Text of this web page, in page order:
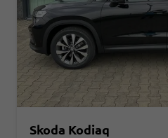
Skoda Kodiaq